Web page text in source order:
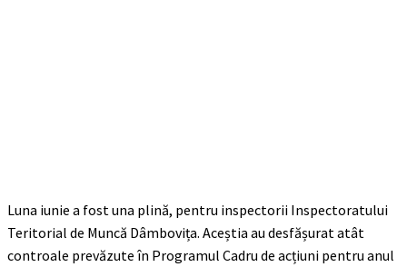
Luna iunie a fost una plină, pentru inspectorii Inspectoratului
Teritorial de Muncă Dâmbovița. Aceștia au desfășurat atât
controale prevăzute în Programul Cadru de acțiuni pentru anul